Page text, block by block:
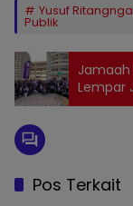
Yusuf
Publik
Jamaah
Lempar
Pos Terkait